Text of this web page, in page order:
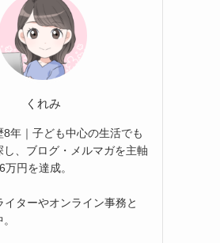
くれみ
8年｜子ども中心の生活でも
し、ブログ・メルマガを主軸
円を達成。
イターやオンライン事務と